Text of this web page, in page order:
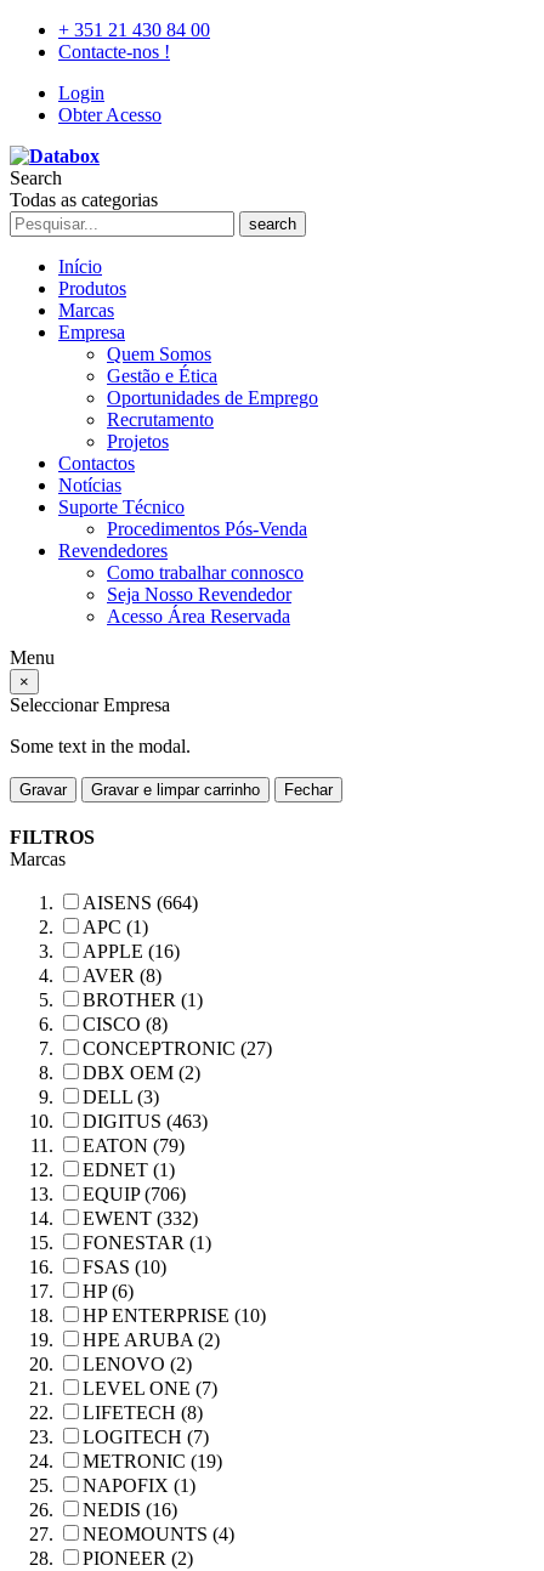
+ 351 21 430 84 00
Contacte-nos !
Login
Obter Acesso
Search
Todas as categorias
search
Início
Produtos
Marcas
Empresa
Quem Somos
Gestão e Ética
Oportunidades de Emprego
Recrutamento
Projetos
Contactos
Notícias
Suporte Técnico
Procedimentos Pós-Venda
Revendedores
Como trabalhar connosco
Seja Nosso Revendedor
Acesso Área Reservada
Menu
×
Seleccionar Empresa
Some text in the modal.
Gravar Gravar e limpar carrinho Fechar
FILTROS
Marcas
AISENS (664)
APC (1)
APPLE (16)
AVER (8)
BROTHER (1)
CISCO (8)
CONCEPTRONIC (27)
DBX OEM (2)
DELL (3)
DIGITUS (463)
EATON (79)
EDNET (1)
EQUIP (706)
EWENT (332)
FONESTAR (1)
FSAS (10)
HP (6)
HP ENTERPRISE (10)
HPE ARUBA (2)
LENOVO (2)
LEVEL ONE (7)
LIFETECH (8)
LOGITECH (7)
METRONIC (19)
NAPOFIX (1)
NEDIS (16)
NEOMOUNTS (4)
PIONEER (2)